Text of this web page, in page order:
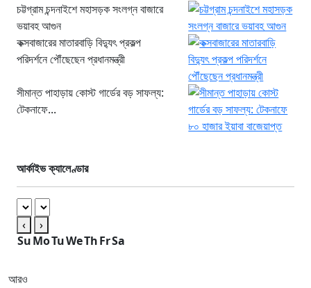
চট্টগ্রাম চন্দনাইশে মহাসড়ক সংলগ্ন বাজারে
ভয়াবহ আগুন
কক্সবাজারের মাতারবাড়ি বিদ্যুৎ প্রকল্প
পরিদর্শনে পৌঁছেছেন প্রধানমন্ত্রী
সীমান্ত পাহাড়ায় কোস্ট গার্ডের বড় সাফল্য:
টেকনাফে...
আর্কাইভ ক্যালেণ্ডার
‹
›
SuMoTuWeThFrSa
আরও